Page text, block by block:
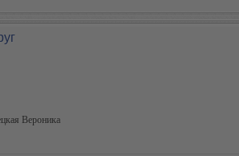
Вероника